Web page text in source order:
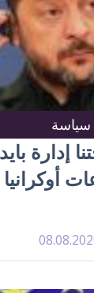
سياسة
إدارة